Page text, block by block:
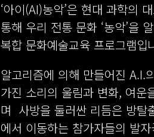
‘아이(AI)농악’은 현대 과학의
통해 우리 전통 문화 ‘농악’을
복합 문화예술교육 프로그램입
알고리즘에 의해 만들어진 A.I.
가진 소리의 울림과 변화, 여운
며 사방을 둘러싼 리듬은 방탈
에서 이동하는 참가자들의 발